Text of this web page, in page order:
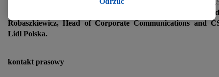
klienci i pracownicy mieli świadomość możliwości przekazania
mówi
Robaszkiewicz, Head of Corporate Communications and
Lidl Polska.
kontakt prasowy
nimi. Przetwarzanie danych na potrzeby personalizacji
reklam odbywa się w celu kontrolowania naszych własnych
treści marketingowych poza usługami Lidl za